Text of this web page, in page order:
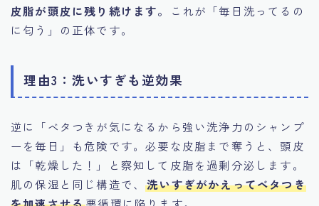
皮脂が頭皮に残り続けます。
これが「毎日洗ってるの
に匂う」の正体です。
理由3：洗いすぎも逆効果
逆に「ベタつきが気になるから強い洗浄力のシャンプ
ーを毎日」も危険です。必要な皮脂まで奪うと、頭皮
は「乾燥した！」と察知して皮脂を過剰分泌します。
肌の保湿と同じ構造で、洗いすぎがかえってベタつき